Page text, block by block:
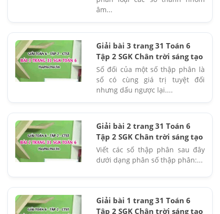
âm...
Giải bài 3 trang 31 Toán 6
Tập 2 SGK Chân trời sáng tạo
Số đối của một số thập phân là
số có cùng giá trị tuyệt đối
nhưng dấu ngược lại....
Giải bài 2 trang 31 Toán 6
Tập 2 SGK Chân trời sáng tạo
Viết các số thập phân sau đây
dưới dạng phân số thập phân:...
Giải bài 1 trang 31 Toán 6
Tập 2 SGK Chân trời sáng tạo